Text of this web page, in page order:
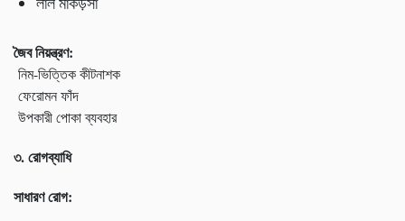
জৈব নিয়ন্ত্রণ:
নিম-ভিত্তিক কীটনাশক
ফেরোমন ফাঁদ
উপকারী পোকা ব্যবহার
৩. রোগব্যাধি
সাধারণ রোগ: